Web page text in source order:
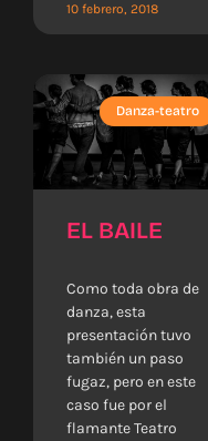
10 febrero, 2018
Danza-teatro
EL BAILE
Como toda obra de
danza, esta
presentación tuvo
también un paso
fugaz, pero en este
caso fue por el
flamante Teatro